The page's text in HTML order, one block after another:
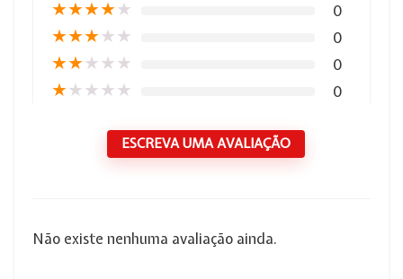
★★★★★ 0
★★★★★ 0
★★★★★ 0
★★★★★ 0
ESCREVA UMA AVALIAÇÃO
Não existe nenhuma avaliação ainda.